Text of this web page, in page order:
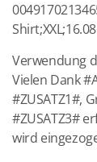
Verwendung
Vielen Dank
#ZUSATZ1#,
#ZUSATZ3#
wird